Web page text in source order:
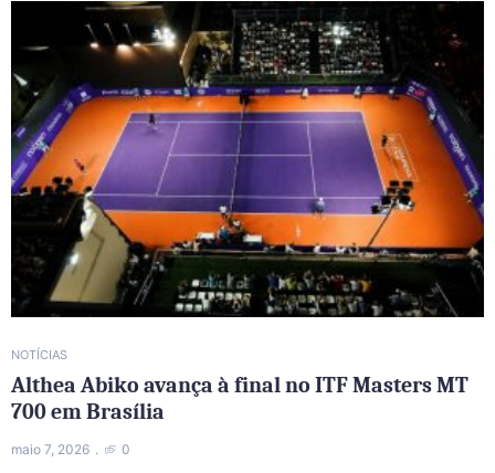
NOTÍCIAS
Althea Abiko avança à final no ITF Masters MT
700 em Brasília
maio 7, 2026 0